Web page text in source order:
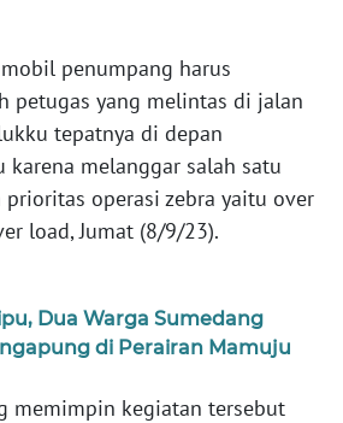
penumpang harus
petugas yang melintas di jalan
tepatnya di depan
karena melanggar salah satu
operasi zebra yaitu over
load, Jumat (8/9/23).
Dua Warga Sumedang
di Perairan Mamuju
memimpin kegiatan tersebut